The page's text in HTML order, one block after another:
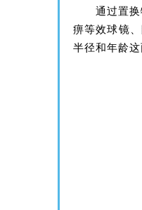
通过置
痹等效球镜
半径和年龄